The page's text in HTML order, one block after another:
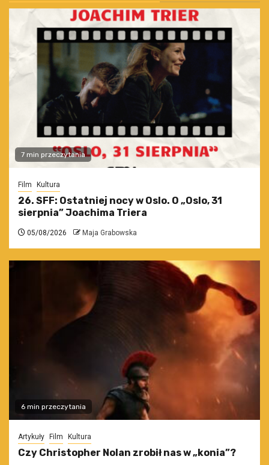
7 min przeczytania
Film Kultura
26. SFF: Ostatniej nocy w Oslo. O „Oslo, 31
sierpnia” Joachima Triera
05/08/2026 Maja Grabowska
6 min przeczytania
Artykuły Film Kultura
Czy Christopher Nolan zrobił nas w „konia”?